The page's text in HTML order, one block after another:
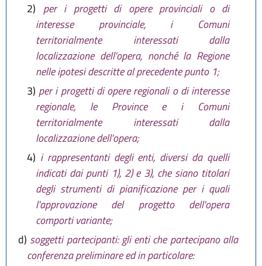
2) per i progetti di opere provinciali o di
interesse provinciale, i Comuni
territorialmente interessati dalla
localizzazione dell'opera, nonché la Regione
nelle ipotesi descritte al precedente punto 1;
3) per i progetti di opere regionali o di interesse
regionale, le Province e i Comuni
territorialmente interessati dalla
localizzazione dell'opera;
4) i rappresentanti degli enti, diversi da quelli
indicati dai punti 1), 2) e 3), che siano titolari
degli strumenti di pianificazione per i quali
l'approvazione del progetto dell'opera
comporti variante;
d) soggetti partecipanti: gli enti che partecipano alla
conferenza preliminare ed in particolare: